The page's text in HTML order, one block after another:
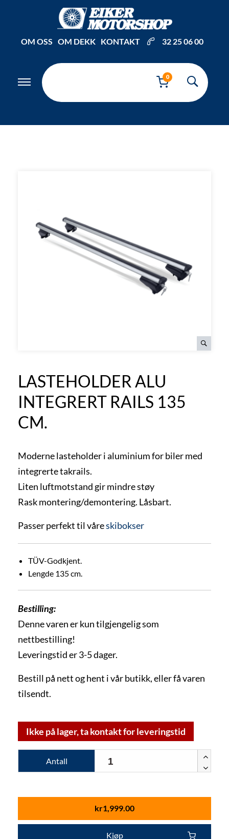
OM OSS OM DEKK KONTAKT 32 25 06 00
0
LASTEHOLDER ALU
INTEGRERT RAILS 135
CM.
Moderne lasteholder i aluminium for biler med
integrerte takrails.
Liten luftmotstand gir mindre støy
Rask montering/demontering. Låsbart.
Passer perfekt til våreskibokser
TÜV-Godkjent.
Lengde 135 cm.
Bestilling:
Denne varen er kun tilgjengelig som
nettbestilling!
Leveringstid er 3-5 dager.
Bestill på nett og hent i vår butikk, eller få varen
tilsendt.
Ikke på lager, ta kontakt for leveringstid
Antall
kr1,999.00
Kjøp